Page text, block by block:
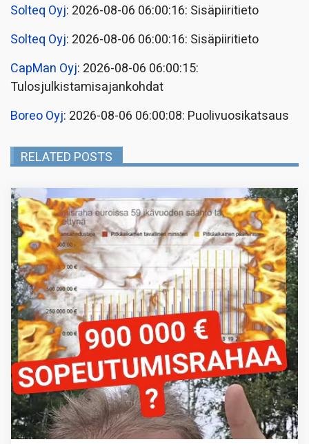
Solteq Oyj: 2026-08-06 06:00:16: Sisäpiiritieto
Solteq Oyj: 2026-08-06 06:00:16: Sisäpiiritieto
CapMan Oyj: 2026-08-06 06:00:15:
Tulosjulkistamisajankohdat
Boreo Oyj: 2026-08-06 06:00:08: Puolivuosikatsaus
RELATED POSTS